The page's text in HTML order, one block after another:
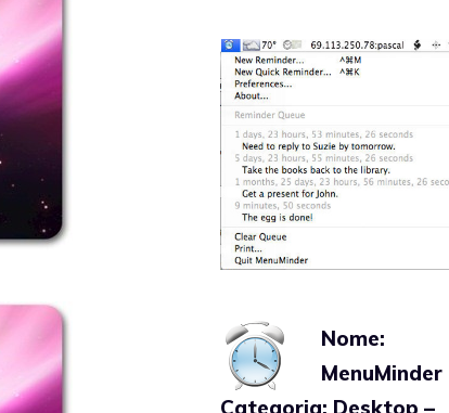
Nome:
MenuMinder
Categoria: Desktop –